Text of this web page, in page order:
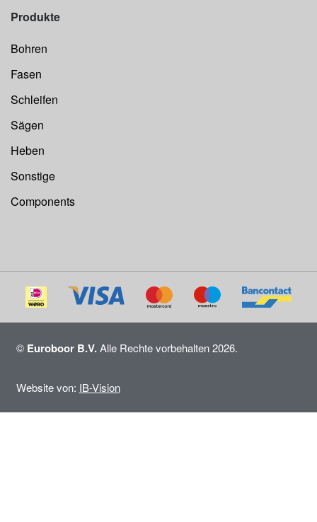
Produkte
Bohren
Fasen
Schleifen
Sägen
Heben
Sonstige
Components
© Euroboor B.V.Alle Rechte vorbehalten 2026.
Website von: IB-Vision